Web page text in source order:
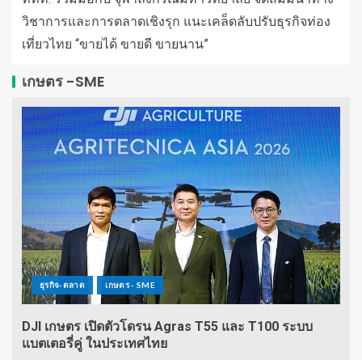
วิชาการและการตลาดเชิงรุก แนะเคล็ดลับปรับธุรกิจท่อง
เที่ยวไทย “ขายได้ ขายดี ขายนาน”
เกษตร -SME
ธุรกิจ-ตลาด เกษตร - SME
DJI เกษตร เปิดตัวโดรน Agras T55 และ T100 ระบบ
แบตเตอรี่คู่ ในประเทศไทย